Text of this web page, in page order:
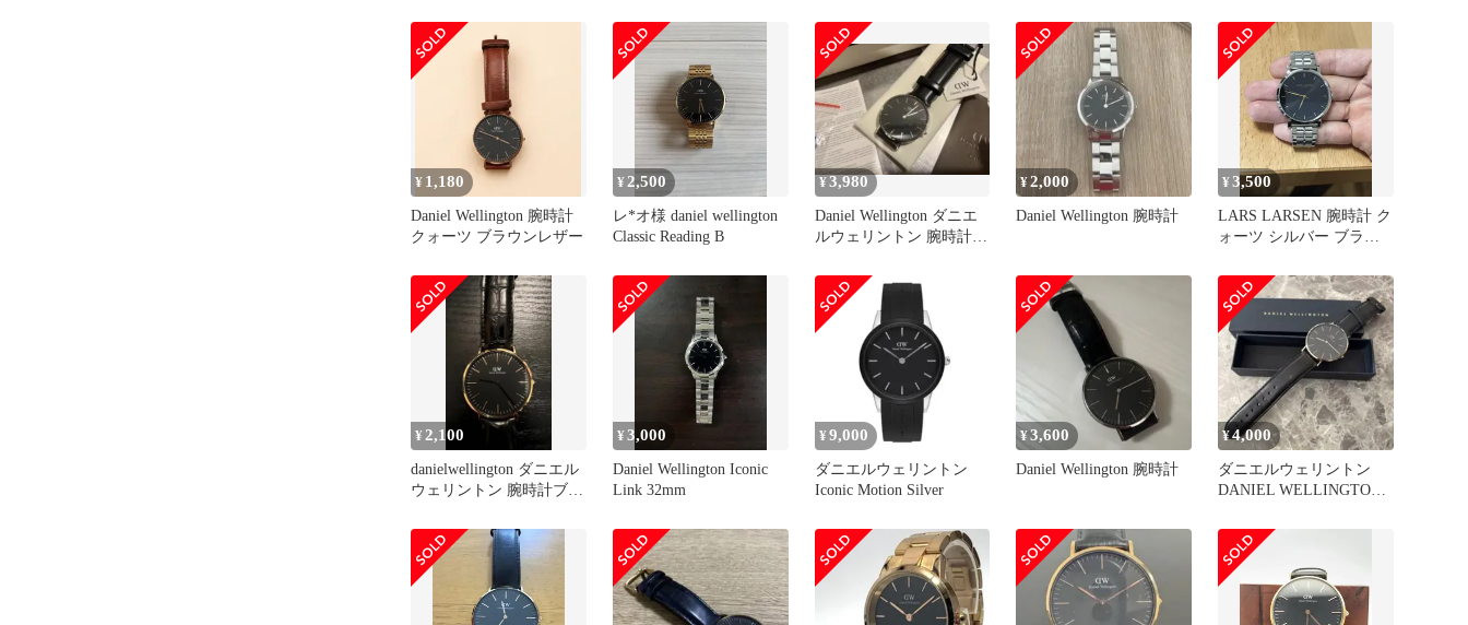
¥ 1,180
Daniel Wellington 腕時計
クォーツ ブラウンレザー
¥2,500
レ*オ様 daniel wellington
Classic Reading B
¥3,980
Daniel Wellington ダニエ
ルウェリントン 腕時計
¥2,000
Daniel Wellington 腕時計
¥3,500
LARS LARSEN 腕時計 ク
ォーツ シルバー ブラッ
¥2,100
danielwellington ダニエル
ウェリントン 腕時計ブラ
¥3,000
Daniel Wellington Iconic
Link 32mm
¥ 9,000
ダニエルウェリントン
Iconic Motion Silver
¥3,600
Daniel Wellington 腕時計
¥4,000
ダニエルウェリントン
DANIEL WELLINGTON